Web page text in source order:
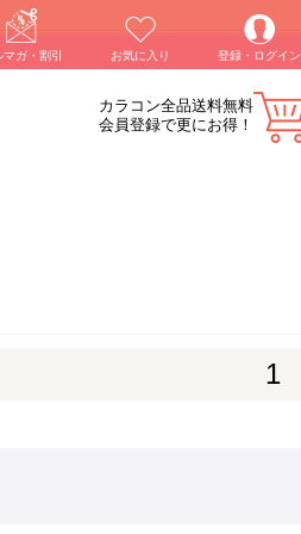
マガ・割引 お気に入り 登録・ログイン
カラコン全品送料無料
会員登録で更にお得！
1